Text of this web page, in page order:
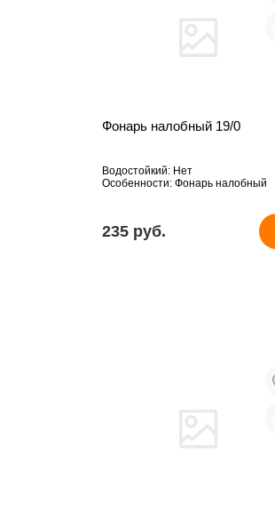
Фонарь налобный 19/0
Водостойкий: Нет
Особенности: Фонарь налобный
235 pуб.